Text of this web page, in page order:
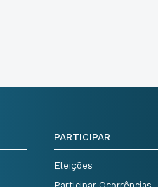
PARTICIPAR
Eleições